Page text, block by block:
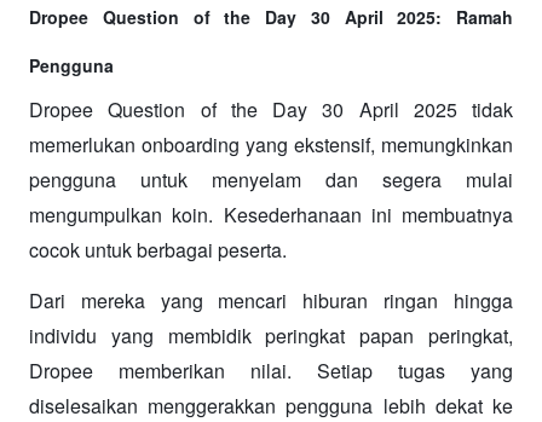
Dropee Question of the Day 30 April 2025: Ramah
Pengguna
Dropee Question of the Day 30 April 2025 tidak
memerlukan onboarding yang ekstensif, memungkinkan
pengguna untuk menyelam dan segera mulai
mengumpulkan koin. Kesederhanaan ini membuatnya
cocok untuk berbagai peserta.
Dari mereka yang mencari hiburan ringan hingga
individu yang membidik peringkat papan peringkat,
Dropee memberikan nilai. Setiap tugas yang
diselesaikan menggerakkan pengguna lebih dekat ke